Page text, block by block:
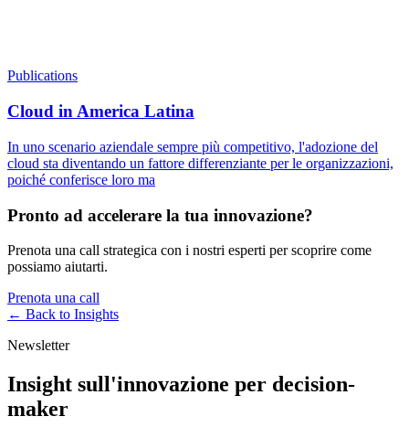
Publications
Cloud in America Latina
In uno scenario aziendale sempre più competitivo, l'adozione del
cloud sta diventando un fattore differenziante per le organizzazioni,
poiché conferisce loro ma
Pronto ad accelerare la tua innovazione?
Prenota una call strategica con i nostri esperti per scoprire come
possiamo aiutarti.
Prenota una call
← Back to Insights
Newsletter
Insight sull'innovazione per decision-
maker